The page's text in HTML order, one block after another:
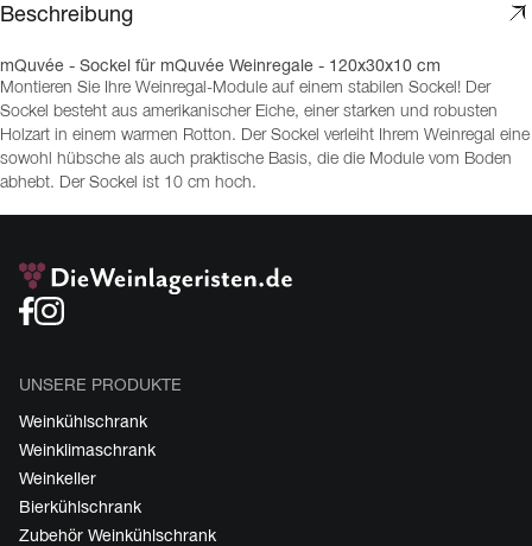
Beschreibung
mQuvée - Sockel für mQuvée Weinregale - 120x30x10 cm
Montieren Sie Ihre Weinregal-Module auf einem stabilen Sockel! Der
Sockel besteht aus amerikanischer Eiche, einer starken und robusten
Holzart in einem warmen Rotton. Der Sockel verleiht Ihrem Weinregal eine
sowohl hübsche als auch praktische Basis, die die Module vom Boden
abhebt. Der Sockel ist 10 cm hoch.
UNSERE PRODUKTE
Weinkühlschrank
Weinklimaschrank
Weinkeller
Bierkühlschrank
Zubehör Weinkühlschrank